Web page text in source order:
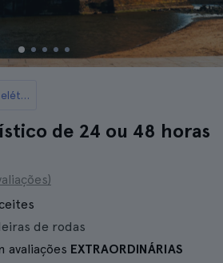
Autocarros e elétricos turísticos de Lisboa
de 24 ou 48 horas
de rodas
avaliações EXTRAORDINÁRIAS